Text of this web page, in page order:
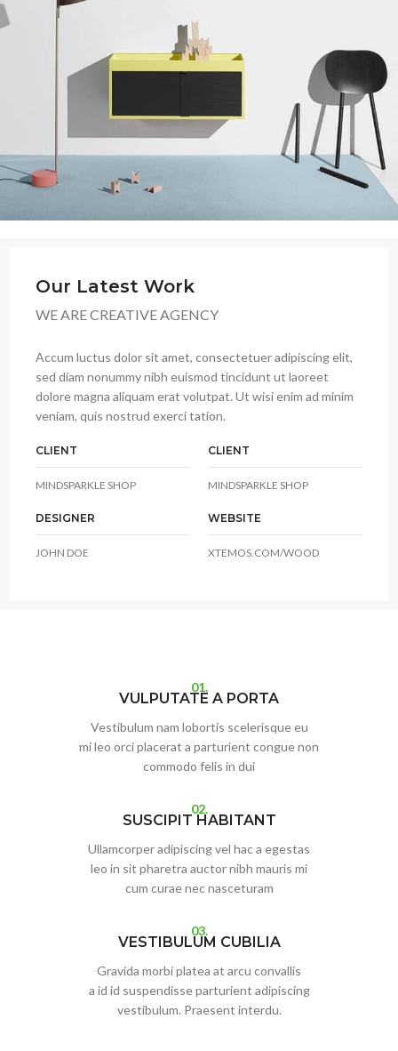
Our Latest Work
WE ARE CREATIVE AGENCY
Accum luctus dolor sit amet, consectetuer adipiscing elit,
sed diam nonummy nibh euismod tincidunt ut laoreet
dolore magna aliquam erat volutpat. Ut wisi enim ad minim
veniam, quis nostrud exerci tation.
CLIENT
MINDSPARKLE SHOP
CLIENT
MINDSPARKLE SHOP
DESIGNER
JOHN DOE
WEBSITE
XTEMOS.COM/WOOD
01.
VULPUTATE A PORTA
Vestibulum nam lobortis scelerisque eu
mi leo orci placerat a parturient congue non
commodo felis in dui
02.
SUSCIPIT HABITANT
Ullamcorper adipiscing vel hac a egestas
leo in sit pharetra auctor nibh mauris mi
cum curae nec nasceturam
03.
VESTIBULUM CUBILIA
Gravida morbi platea at arcu convallis
a id id suspendisse parturient adipiscing
vestibulum. Praesent interdu.